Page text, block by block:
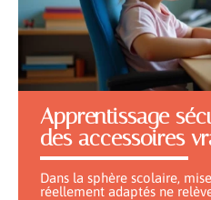
Apprentissage
des accessoires
Dans la sphère scolaire,
réellement adaptés ne